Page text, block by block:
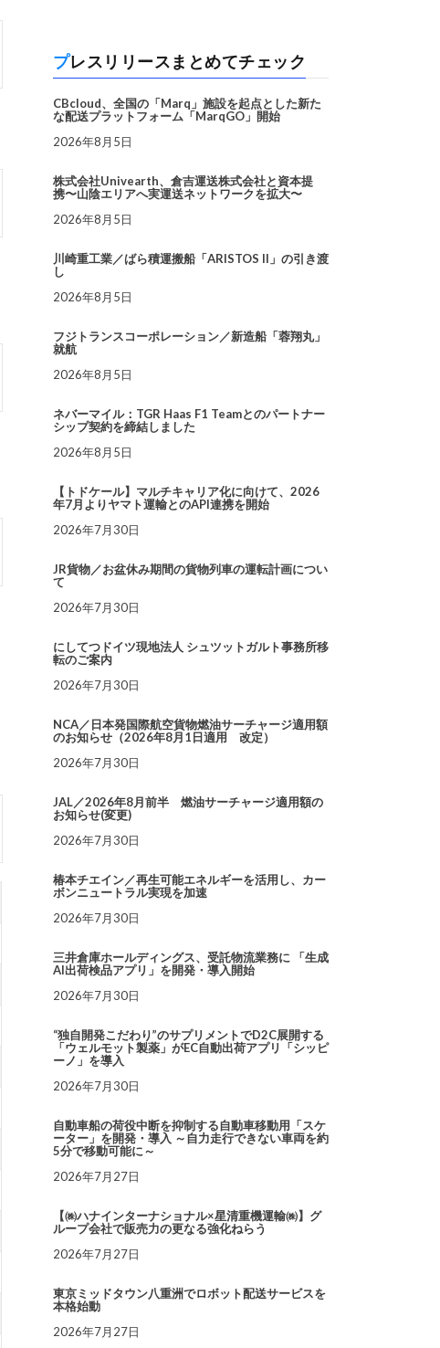
プレスリリースまとめてチェック
CBcloud、全国の「Marq」施設を起点とした新た
な配送プラットフォーム「MarqGO」開始
2026年8月5日
株式会社Univearth、倉吉運送株式会社と資本提
携〜山陰エリアへ実運送ネットワークを拡大〜
2026年8月5日
川崎重工業／ばら積運搬船「ARISTOS II」の引き渡
し
2026年8月5日
フジトランスコーポレーション／新造船「蓉翔丸」
就航
2026年8月5日
ネバーマイル：TGR Haas F1 Teamとのパートナー
シップ契約を締結しました
2026年8月5日
【トドケール】マルチキャリア化に向けて、2026
年7月よりヤマト運輸とのAPI連携を開始
2026年7月30日
JR貨物／お盆休み期間の貨物列車の運転計画につい
て
2026年7月30日
にしてつドイツ現地法人 シュツットガルト事務所移
転のご案内
2026年7月30日
NCA／日本発国際航空貨物燃油サーチャージ適用額
のお知らせ（2026年8月1日適用 改定）
2026年7月30日
JAL／2026年8月前半 燃油サーチャージ適用額の
お知らせ(変更)
2026年7月30日
椿本チエイン／再生可能エネルギーを活用し、カー
ボンニュートラル実現を加速
2026年7月30日
三井倉庫ホールディングス、受託物流業務に 「生成
AI出荷検品アプリ」を開発・導入開始
2026年7月30日
“独自開発こだわり”のサプリメントでD2C展開する
「ウェルモット製薬」がEC自動出荷アプリ「シッピ
ーノ」を導入
2026年7月30日
自動車船の荷役中断を抑制する自動車移動用「スケ
ーター」を開発・導入 ～自力走行できない車両を約
5分で移動可能に～
2026年7月27日
【㈱ハナインターナショナル×星清重機運輸㈱】グ
ループ会社で販売力の更なる強化ねらう
2026年7月27日
東京ミッドタウン八重洲でロボット配送サービスを
本格始動
2026年7月27日